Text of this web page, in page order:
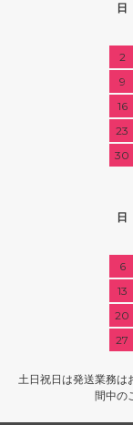
日
2
9
16
23
30
日
6
13
20
27
土日祝日は発送業務は
間中の